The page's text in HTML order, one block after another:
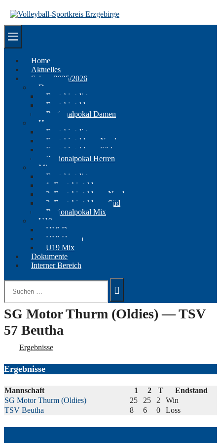
zum
Inhalt
Home
Aktuelles
Saison 2025/2026
Damen
Erzgebirgsliga
Erzgebirgsklasse
Regionalpokal Damen
Herren
Erzgebirgsliga
Erzgebirgsklasse Nord
Erzgebirgsklasse Süd
Regionalpokal Herren
Mix
Erzgebirgsliga
1. Erzgebirgsklasse
2. Erzgebirgsklasse Nord
2. Erzgebirgsklasse Süd
Regionalpokal Mix
U19
U19 Damen
U19 Herren
U19 Mix
Dokumente
Interner Bereich
Suchen
nach:
SG Motor Thurm (Oldies) — TSV
57 Beutha
Ergebnisse
Ergebnisse
Mannschaft 1 2 T
Endstand
SG Motor Thurm (Oldies)
25 25 2
Win
TSV Beutha
8 6 0 Loss